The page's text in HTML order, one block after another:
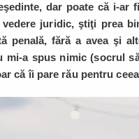
dar poate că i-ar
juridic, ştiţi prea
penală, fără a avea şi
mi-a spus nimic (socrul
că îi pare rău pentru